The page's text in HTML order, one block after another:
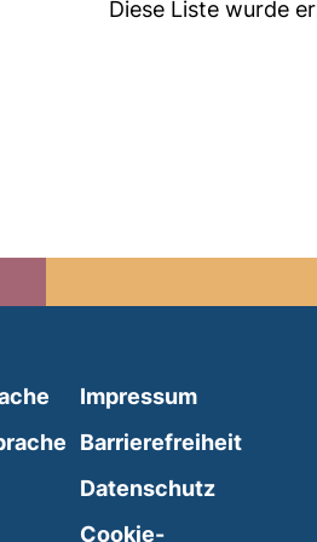
Diese Liste wurde
new window)
(external link, opens in a
(external link, opens in
link, opens in a new
Impressum
Barrierefreiheit
Datenschutz
Cookie-